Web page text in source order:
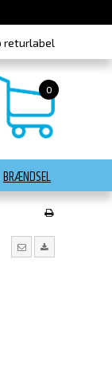
returlabel
0
BRÆNDSEL